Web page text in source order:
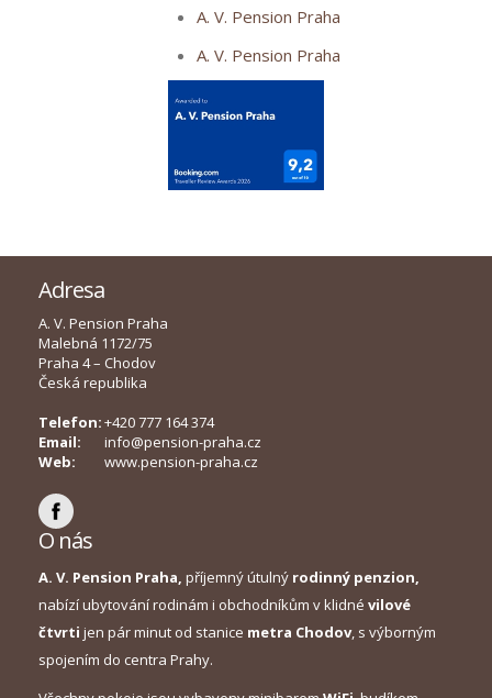
A. V. Pension Praha
A. V. Pension Praha
Adresa
A. V. Pension Praha
Malebná 1172/75
Praha 4 – Chodov
Česká republika
Telefon:+420 777 164 374
Email:
info@pension-praha.cz
Web:
www.pension-praha.cz
O nás
A. V. Pension Praha, příjemný útulný rodinný penzion,
nabízí ubytování rodinám i obchodníkům v klidné vilové
čtvrti jen pár minut od stanice metra Chodov, s výborným
spojením do centra Prahy.